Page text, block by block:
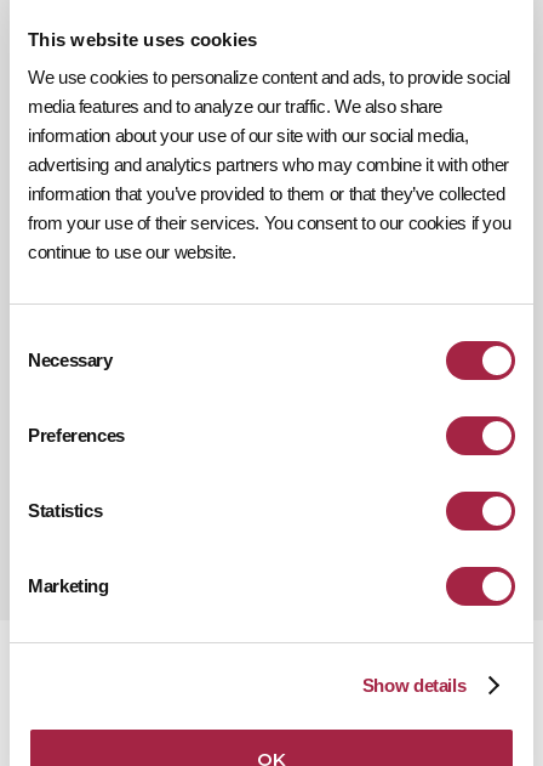
This website uses cookies
We use cookies to personalize content and ads, to provide social
media features and to analyze our traffic. We also share
information about your use of our site with our social media,
advertising and analytics partners who may combine it with other
information that you’ve provided to them or that they’ve collected
from your use of their services. You consent to our cookies if you
continue to use our website.
Selection
Necessary
Preferences
Statistics
Marketing
Show details
OK
red (encendido/apagado) con el dispositivo
maestro.